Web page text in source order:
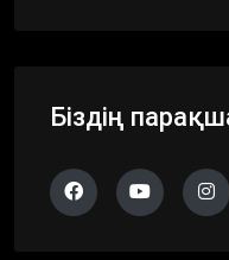
Біздің